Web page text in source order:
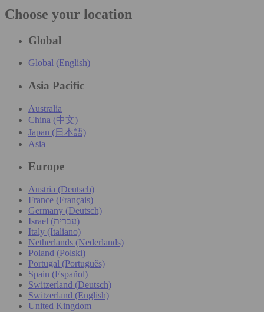
Choose your location
Global
Global (English)
Asia Pacific
Australia
China (中文)
Japan (日本語)
Asia
Europe
Austria (Deutsch)
France (Français)
Germany (Deutsch)
Israel (עִברִית)
Italy (Italiano)
Netherlands (Nederlands)
Poland (Polski)
Portugal (Português)
Spain (Español)
Switzerland (Deutsch)
Switzerland (English)
United Kingdom